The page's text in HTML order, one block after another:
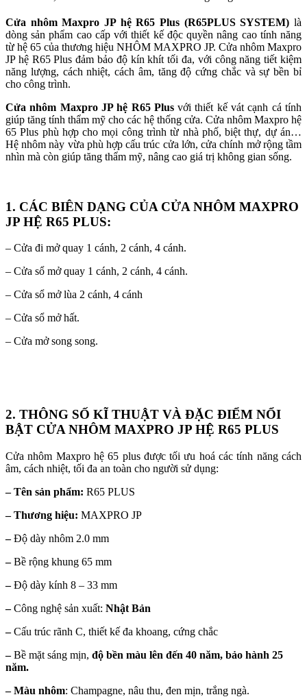
Cửa nhôm Maxpro JP hệ R65 Plus (R65PLUS SYSTEM) là
dòng sản phẩm cao cấp với thiết kế độc quyền nâng cao tính năng
từ hệ 65 của thương hiệu NHÔM MAXPRO JP. Cửa nhôm Maxpro
JP hệ R65 Plus đảm bảo độ kín khít tối đa, với công năng tiết kiệm
năng lượng, cách nhiệt, cách âm, tăng độ cứng chắc và sự bền bỉ
cho công trình.
Cửa nhôm Maxpro JP hệ R65 Plusvới thiết kế vát cạnh cá tính
giúp tăng tính thẩm mỹ cho các hệ thống cửa. Cửa nhôm Maxpro hệ
65 Plus phù hợp cho mọi công trình từ nhà phố, biệt thự, dự án…
Hệ nhôm này vừa phù hợp cấu trúc cửa lớn, cửa chính mở rộng tầm
nhìn mà còn giúp tăng thẩm mỹ, nâng cao giá trị không gian sống.
1. CÁC BIÊN DẠNG CỦA CỬA NHÔM MAXPRO
JP HỆ R65 PLUS:
– Cửa đi mở quay 1 cánh, 2 cánh, 4 cánh.
– Cửa sổ mở quay 1 cánh, 2 cánh, 4 cánh.
– Cửa sổ mở lùa 2 cánh, 4 cánh
– Cửa sổ mở hất.
– Cửa mở song song.
2. THÔNG SỐ KĨ THUẬT VÀ ĐẶC ĐIỂM NỔI
BẬT CỬA NHÔM MAXPRO JP HỆ R65 PLUS
Cửa nhôm Maxpro hệ 65 plus được tối ưu hoá các tính năng cách
âm, cách nhiệt, tối đa an toàn cho người sử dụng:
– Tên sản phẩm: R65 PLUS
– Thương hiệu: MAXPRO JP
–Độ dày nhôm 2.0 mm
–Bề rộng khung 65 mm
–Độ dày kính 8 – 33 mm
–Công nghệ sản xuất: Nhật Bản
–Cấu trúc rãnh C, thiết kế đa khoang, cứng chắc
–Bề mặt sáng mịn, độ bền màu lên đến 40 năm, bảo hành 25
năm.
– Màu nhôm: Champagne, nâu thu, đen mịn, trắng ngà.